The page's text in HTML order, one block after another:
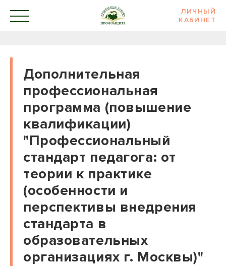
ЛИЧНЫЙ
КАБИНЕТ
Дополнительная
профессиональная
программа (повышение
квалификации)
"Профессиональный
стандарт педагога: от
теории к практике
(особенности и
перспективы внедрения
стандарта в
образовательных
организациях г. Москвы)"